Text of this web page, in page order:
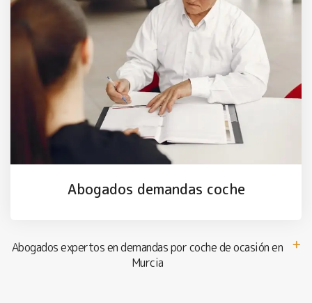
Abogados demandas coche
Abogados expertos en demandas por coche de ocasión en
Murcia